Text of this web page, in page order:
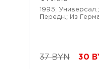
1995;
Передн.; Из
37 BYN 30